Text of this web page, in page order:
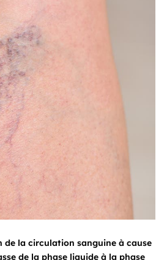
de la circulation sanguine à cause
de la phase liquide à la phase